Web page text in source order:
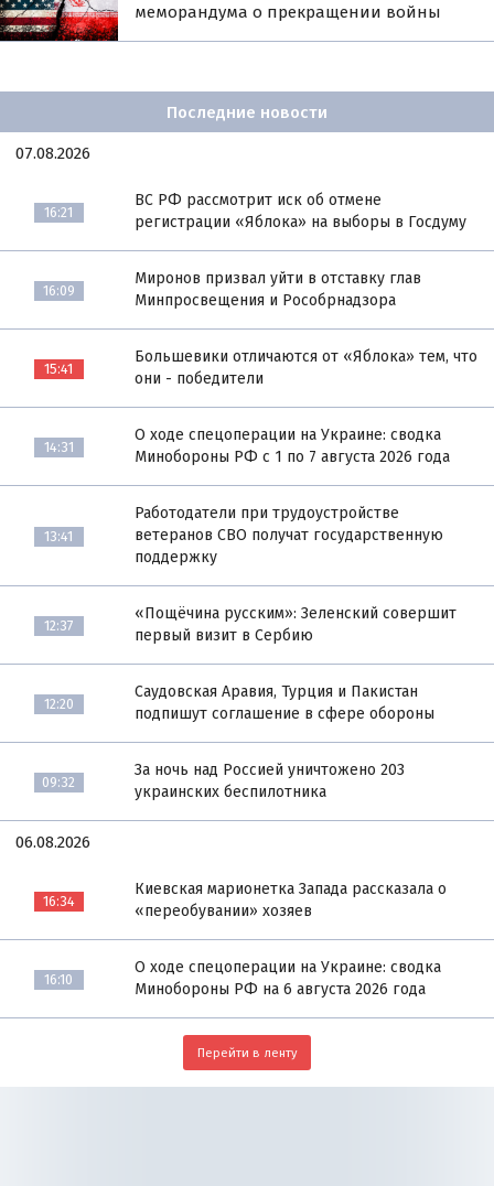
меморандума о прекращении войны
Последние новости
07.08.2026
16:21
ВС РФ рассмотрит иск об отмене
регистрации «Яблока» на выборы в Госдуму
16:09
Миронов призвал уйти в отставку глав
Минпросвещения и Рособрнадзора
15:41
Большевики отличаются от «Яблока» тем, что
они - победители
14:31
О ходе спецоперации на Украине: сводка
Минобороны РФ с 1 по 7 августа 2026 года
13:41
Работодатели при трудоустройстве
ветеранов СВО получат государственную
поддержку
12:37
«Пощёчина русским»: Зеленский совершит
первый визит в Сербию
12:20
Саудовская Аравия, Турция и Пакистан
подпишут соглашение в сфере обороны
09:32
За ночь над Россией уничтожено 203
украинских беспилотника
06.08.2026
16:34
Киевская марионетка Запада рассказала о
«переобувании» хозяев
16:10
О ходе спецоперации на Украине: сводка
Минобороны РФ на 6 августа 2026 года
Перейти в ленту